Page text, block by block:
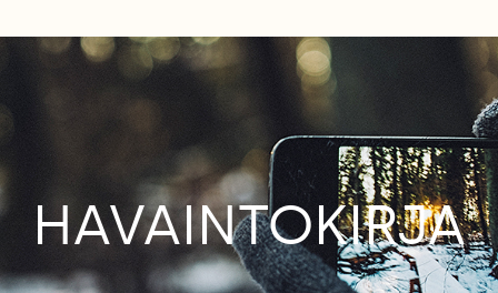
HAVAINTOKIRJA